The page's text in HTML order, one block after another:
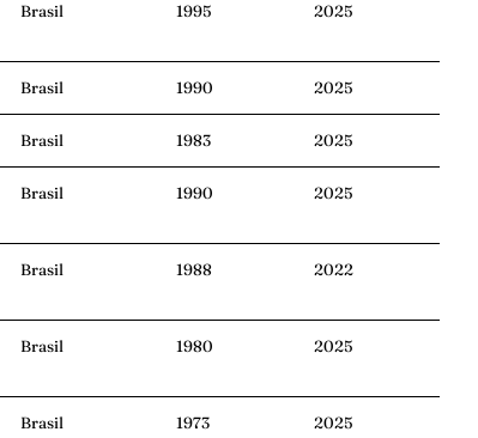
Brasil 1995 2025
Brasil 1990 2025
Brasil 1983 2025
Brasil 1990 2025
Brasil 1988 2022
Brasil 1980 2025
Brasil 1973 2025